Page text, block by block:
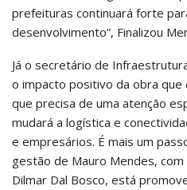
prefeituras continuará forte
desenvolvimento”, Finalizou
Já o secretário de
o impacto positivo da obra que
que precisa de uma atenção
mudará a logística e
e empresários. É mais um
gestão de Mauro Mendes,
Dilmar Dal Bosco, está